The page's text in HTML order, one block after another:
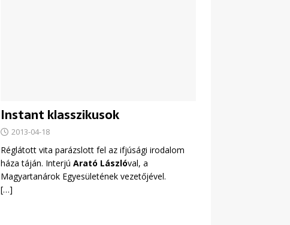
Instant klasszikusok
2013-04-18
Réglátott vita parázslott fel az ifjúsági irodalom
háza táján. Interjú Arató Lászlóval, a
Magyartanárok Egyesületének vezetőjével.
[…]